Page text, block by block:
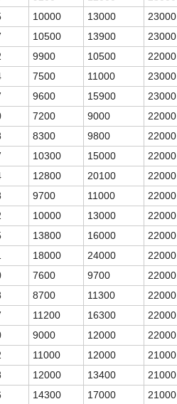
10000 13000
23000
10500 13900
23000
9900 10500 22000
7500 11000
23000
9600 15900
23000
7200 9000
22000
8300 9800
22000
10300 15000
22000
12800 20100
22000
9700 11000
22000
10000 13000
22000
13800 16000
22000
18000 24000 22000
7600 9700
22000
8700 11300
22000
11200 16300
22000
9000 12000
22000
11000 12000
21000
12000 13400
21000
14300 17000
21000